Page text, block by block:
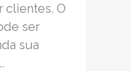
clientes. O
ser
sua